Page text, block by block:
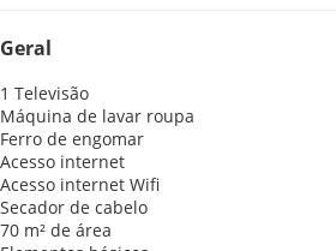
Geral
1 Televisão
Máquina de lavar roupa
Ferro de engomar
Acesso internet
Acesso internet Wifi
Secador de cabelo
70 m² de área